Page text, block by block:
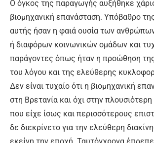
Ο όγκος της παραγωγής αυξήθηκε
βιομηχανική επανάσταση. Υπόβαθρο
αυτής ήσαν η φαιά ουσία των
ή διαφόρων κοινωνικών ομάδων και
παράγοντες όπως ήταν η προώθηση
του λόγου και της ελεύθερης
Δεν είναι τυχαίο ότι η βιομηχανική
στη Βρετανία και όχι στην πλουσιότερη
που είχε ίσως και περισσότερους
δε διεκρίνετο για την ελεύθερη